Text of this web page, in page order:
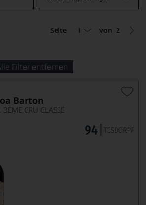
Seite 1 von 2
Filter entfernen
Barton
CRU CLASSÉ